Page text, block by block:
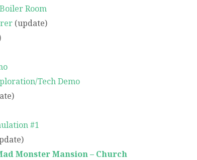
Room
(update)
Tech Demo
#1
Monster Mansion – Church